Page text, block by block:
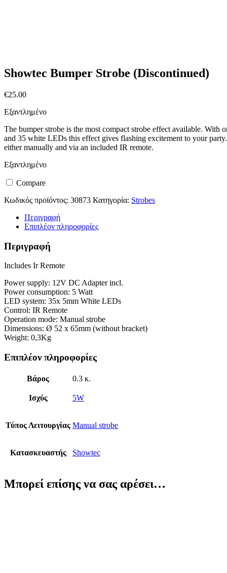
Showtec Bumper Strobe (Discontinued)
€25.00
Εξαντλημένο
The bumper strobe is the most compact strobe effect available. With
and 35 white LEDs this effect gives flashing excitement to your
either manually and via an included IR remote.
Εξαντλημένο
Compare
Κωδικός προϊόντος: 30873 Κατηγορία: Strobes
Περιγραφή
Επιπλέον πληροφορίες
Περιγραφή
Includes Ir Remote
Power supply: 12V DC Adapter incl.
Power consumption: 5 Watt
LED system: 35x 5mm White LEDs
Control: IR Remote
Operation mode: Manual strobe
Dimensions: Ø 52 x 65mm (without bracket)
Weight: 0,3Kg
Επιπλέον πληροφορίες
Βάρος 0.3 κ.
Ισχύς 5W
Τύπος Λειτουργίας Manual strobe
Κατασκευαστής Showtec
Μπορεί επίσης να σας αρέσει…